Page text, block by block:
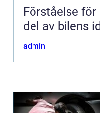
Förståelse för
del av bilens
admin